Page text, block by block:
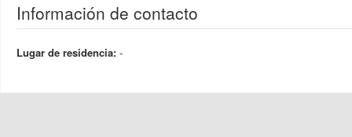
Información de contacto
Lugar de residencia: -